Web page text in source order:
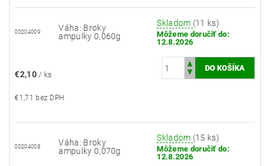
00204009
Váha: Broky
ampulky 0,060g
Skladom (11 ks)
Môžeme doručiť do:
12.8.2026
€2,10 / ks
€1,71 bez DPH
00204008
Váha: Broky
ampulky 0,070g
Skladom (15 ks)
Môžeme doručiť do:
12.8.2026